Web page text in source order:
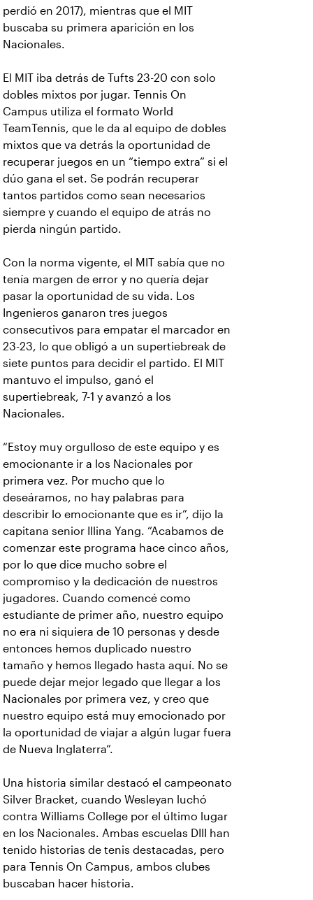
perdió en 2017), mientras que el MIT
buscaba su primera aparición en los
Nacionales.
El MIT iba detrás de Tufts 23-20 con solo
dobles mixtos por jugar. Tennis On
Campus utiliza el formato World
TeamTennis, que le da al equipo de dobles
mixtos que va detrás la oportunidad de
recuperar juegos en un “tiempo extra” si el
dúo gana el set. Se podrán recuperar
tantos partidos como sean necesarios
siempre y cuando el equipo de atrás no
pierda ningún partido.
Con la norma vigente, el MIT sabía que no
tenía margen de error y no quería dejar
pasar la oportunidad de su vida. Los
Ingenieros ganaron tres juegos
consecutivos para empatar el marcador en
23-23, lo que obligó a un supertiebreak de
siete puntos para decidir el partido. El MIT
mantuvo el impulso, ganó el
supertiebreak, 7-1 y avanzó a los
Nacionales.
“Estoy muy orgulloso de este equipo y es
emocionante ir a los Nacionales por
primera vez. Por mucho que lo
deseáramos, no hay palabras para
describir lo emocionante que es ir”, dijo la
capitana senior Illina Yang. “Acabamos de
comenzar este programa hace cinco años,
por lo que dice mucho sobre el
compromiso y la dedicación de nuestros
jugadores. Cuando comencé como
estudiante de primer año, nuestro equipo
no era ni siquiera de 10 personas y desde
entonces hemos duplicado nuestro
tamaño y hemos llegado hasta aquí. No se
puede dejar mejor legado que llegar a los
Nacionales por primera vez, y creo que
nuestro equipo está muy emocionado por
la oportunidad de viajar a algún lugar fuera
de Nueva Inglaterra”.
Una historia similar destacó el campeonato
Silver Bracket, cuando Wesleyan luchó
contra Williams College por el último lugar
en los Nacionales. Ambas escuelas DIII han
tenido historias de tenis destacadas, pero
para Tennis On Campus, ambos clubes
buscaban hacer historia.